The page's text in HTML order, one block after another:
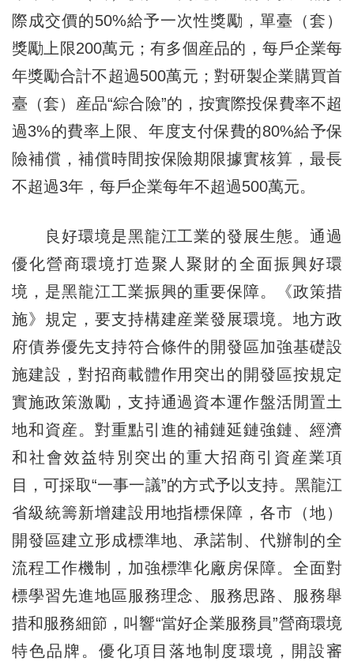
際成交價的50%給予一次性獎勵，單臺（套）
獎勵上限200萬元；有多個産品的，每戶企業每
年獎勵合計不超過500萬元；對研製企業購買首
臺（套）産品“綜合險”的，按實際投保費率不超
過3%的費率上限、年度支付保費的80%給予保
險補償，補償時間按保險期限據實核算，最長
不超過3年，每戶企業每年不超過500萬元。
良好環境是黑龍江工業的發展生態。通過
優化營商環境打造聚人聚財的全面振興好環
境，是黑龍江工業振興的重要保障。《政策措
施》規定，要支持構建産業發展環境。地方政
府債券優先支持符合條件的開發區加強基礎設
施建設，對招商載體作用突出的開發區按規定
實施政策激勵，支持通過資本運作盤活閒置土
地和資産。對重點引進的補鏈延鏈強鏈、經濟
和社會效益特別突出的重大招商引資産業項
目，可採取“一事一議”的方式予以支持。黑龍江
省級統籌新增建設用地指標保障，各市（地）
開發區建立形成標準地、承諾制、代辦制的全
流程工作機制，加強標準化廠房保障。全面對
標學習先進地區服務理念、服務思路、服務舉
措和服務細節，叫響“當好企業服務員”營商環境
特色品牌。優化項目落地制度環境，開設審